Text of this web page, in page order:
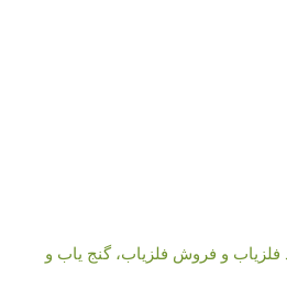
فلزیاب و فروش فلزیاب، گنج یاب و